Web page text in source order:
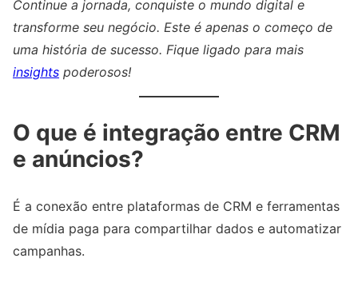
Continue a jornada, conquiste o mundo digital e
transforme seu negócio. Este é apenas o começo de
uma história de sucesso. Fique ligado para mais
insights poderosos!
O que é integração entre CRM
e anúncios?
É a conexão entre plataformas de CRM e ferramentas
de mídia paga para compartilhar dados e automatizar
campanhas.